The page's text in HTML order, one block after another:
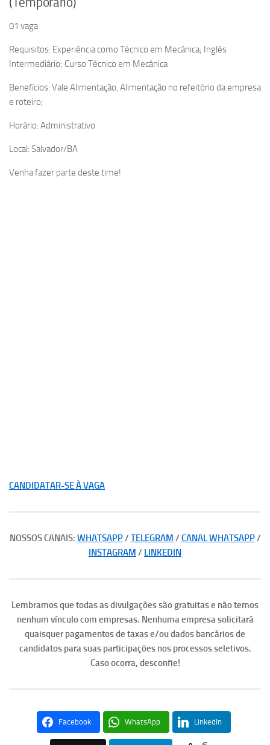
01 vaga
Requisitos: Experiência como Técnico em Mecânica; Inglês
Intermediário; Curso Técnico em Mecânica
Benefícios: Vale Alimentação, Alimentação no refeitório da empresa
e roteiro;
Horário: Administrativo
Local: Salvador/BA
Venha fazer parte deste time!
CANDIDATAR-SE À VAGA
NOSSOS CANAIS: WHATSAPP/ TELEGRAM / CANAL WHATSAPP/
INSTAGRAM / LINKEDIN
Lembramos que todas as divulgações são gratuitas e não temos
nenhum vínculo com empresas. Nenhuma empresa solicitará
quaisquer pagamentos de taxas e/ou dados bancários de
candidatos para suas participações nos processos seletivos.
Caso ocorra, desconfie!
Facebook WhatsApp LinkedIn